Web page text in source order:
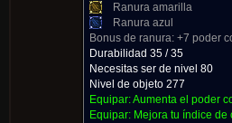
Ranura amarilla
Ranura azul
Bonus de ranura: +7 poder
Durabilidad 35 / 35
Necesitas ser de nivel 80
Nivel de objeto 277
Equipar: Aumenta el poder
Equipar: Mejora tu índice de